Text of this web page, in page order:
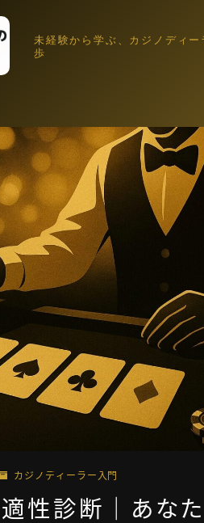
未経験から学ぶ、カジノディー
歩
カジノディ
ゲーム解説
業界コラム
語学・スキ
運営者情報
タグ一覧
カジノディーラー入門
適性診断｜あな